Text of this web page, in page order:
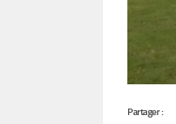
Partager :